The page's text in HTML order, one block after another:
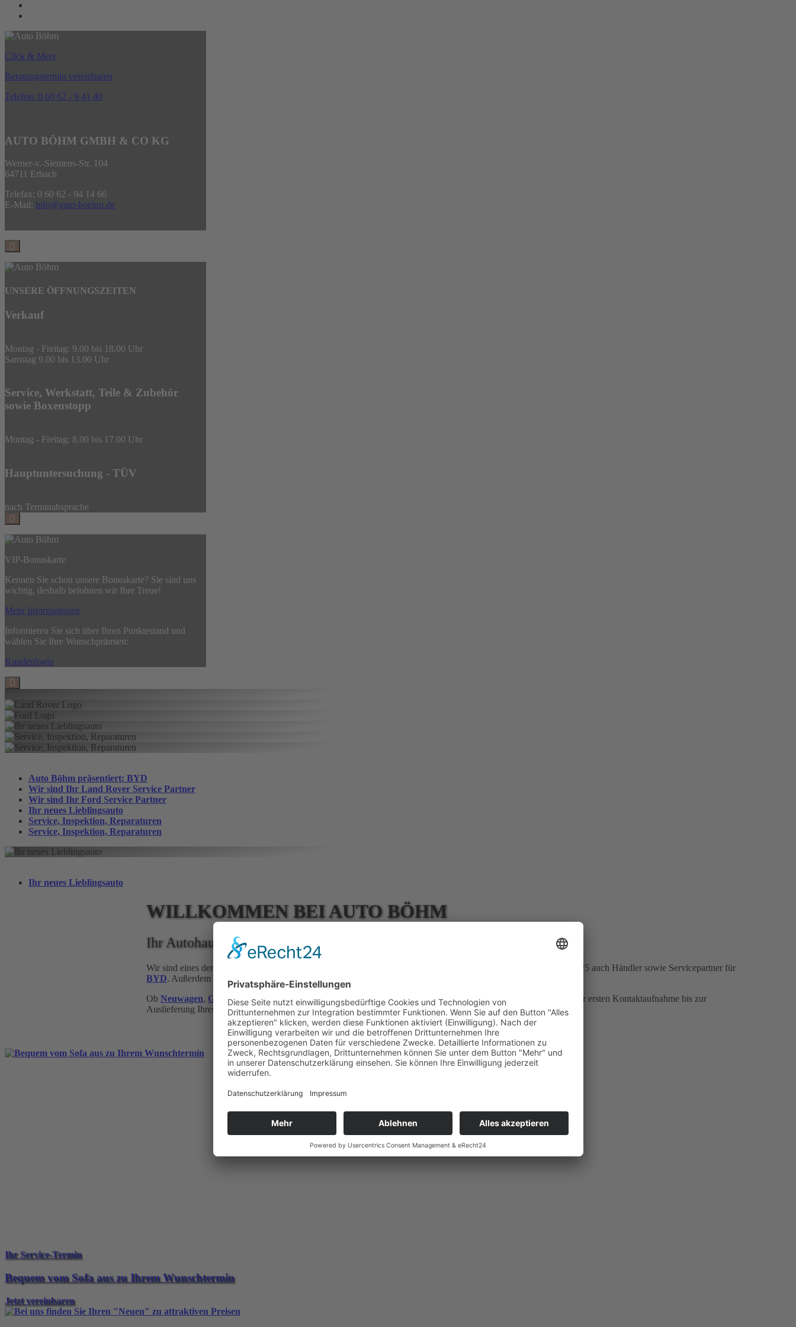
Click & Meet
Beratungstermin vereinbaren
Telefon: 0 60 62 - 9 41 40
AUTO BÖHM GMBH & CO KG
Werner-v.-Siemens-Str. 104
64711 Erbach
Telefax: 0 60 62 - 94 14 66
E-Mail: info@auto-boehm.de
UNSERE ÖFFNUNGSZEITEN
Verkauf
Montag - Freitag: 9.00 bis 18.00 Uhr
Samstag 9.00 bis 13.00 Uhr
Service, Werkstatt, Teile & Zubehör
sowie Boxenstopp
Montag - Freitag: 8.00 bis 17.00 Uhr
Hauptuntersuchung - TÜV
nach Terminabsprache
VIP-Bonuskarte
Kennen Sie schon unsere Bonuskarte? Sie sind uns
wichtig, deshalb belohnen wir Ihre Treue!
Mehr Informationen
Informieren Sie sich über Ihren Punktestand und
wählen Sie Ihre Wunschprämien:
Kundenlogin
Auto Böhm präsentiert: BYD
Wir sind Ihr Land Rover Service Partner
Wir sind Ihr Ford Service Partner
Ihr neues Lieblings­auto
Service, Inspektion, Reparaturen
Service, Inspektion, Reparaturen
Ihr neues Lieblings­auto
WILLKOMMEN BEI AUTO BÖHM
Ihr Autohaus in Erbach im schönen Odenwald
Wir sind eines der modernsten Autohäuser im Umkreis für
, Jaguar & Ford Service und seit Oktober 2025 auch Händler sowie Servicepartner für
BYD. Außerdem sind wir Ihr zertifizierter Karosserie-Spezialbetrieb.
ObNeuwagen, Gebrauchtwagenoder Wartung und Reparatur, Auto Böhm bietet Ihnen den besten Service, von der ersten Kontaktaufnahme bis zur
Auslieferung Ihres
Wunschfahrzeuges
Ihr Service-Termin
Bequem vom Sofa aus zu Ihrem Wunschtermin
Jetzt vereinbaren